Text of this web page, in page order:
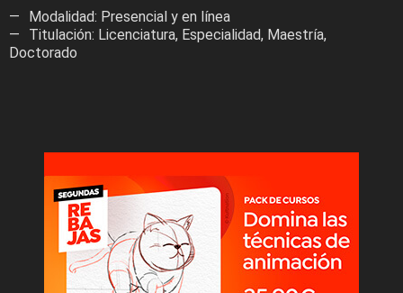
Modalidad: Presencial y en línea
Titulación: Licenciatura, Especialidad, Maestría,
Doctorado